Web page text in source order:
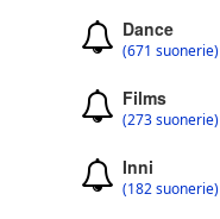
Dance
(671 suonerie)
Films
(273 suonerie)
Inni
(182 suonerie)